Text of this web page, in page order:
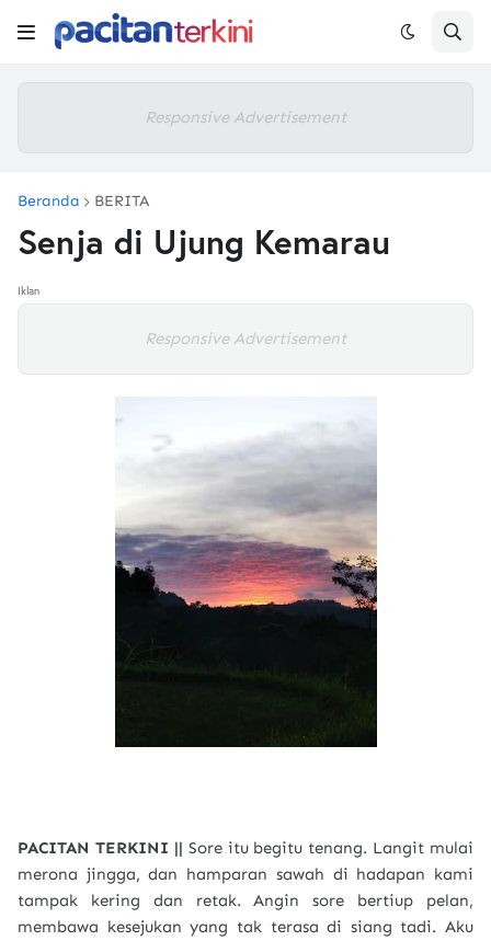
Responsive Advertisement
Beranda BERITA
Senja di Ujung Kemarau
Iklan
Responsive Advertisement
PACITAN TERKINI || Sore itu begitu tenang. Langit mulai
merona jingga, dan hamparan sawah di hadapan kami
tampak kering dan retak. Angin sore bertiup pelan,
membawa kesejukan yang tak terasa di siang tadi. Aku